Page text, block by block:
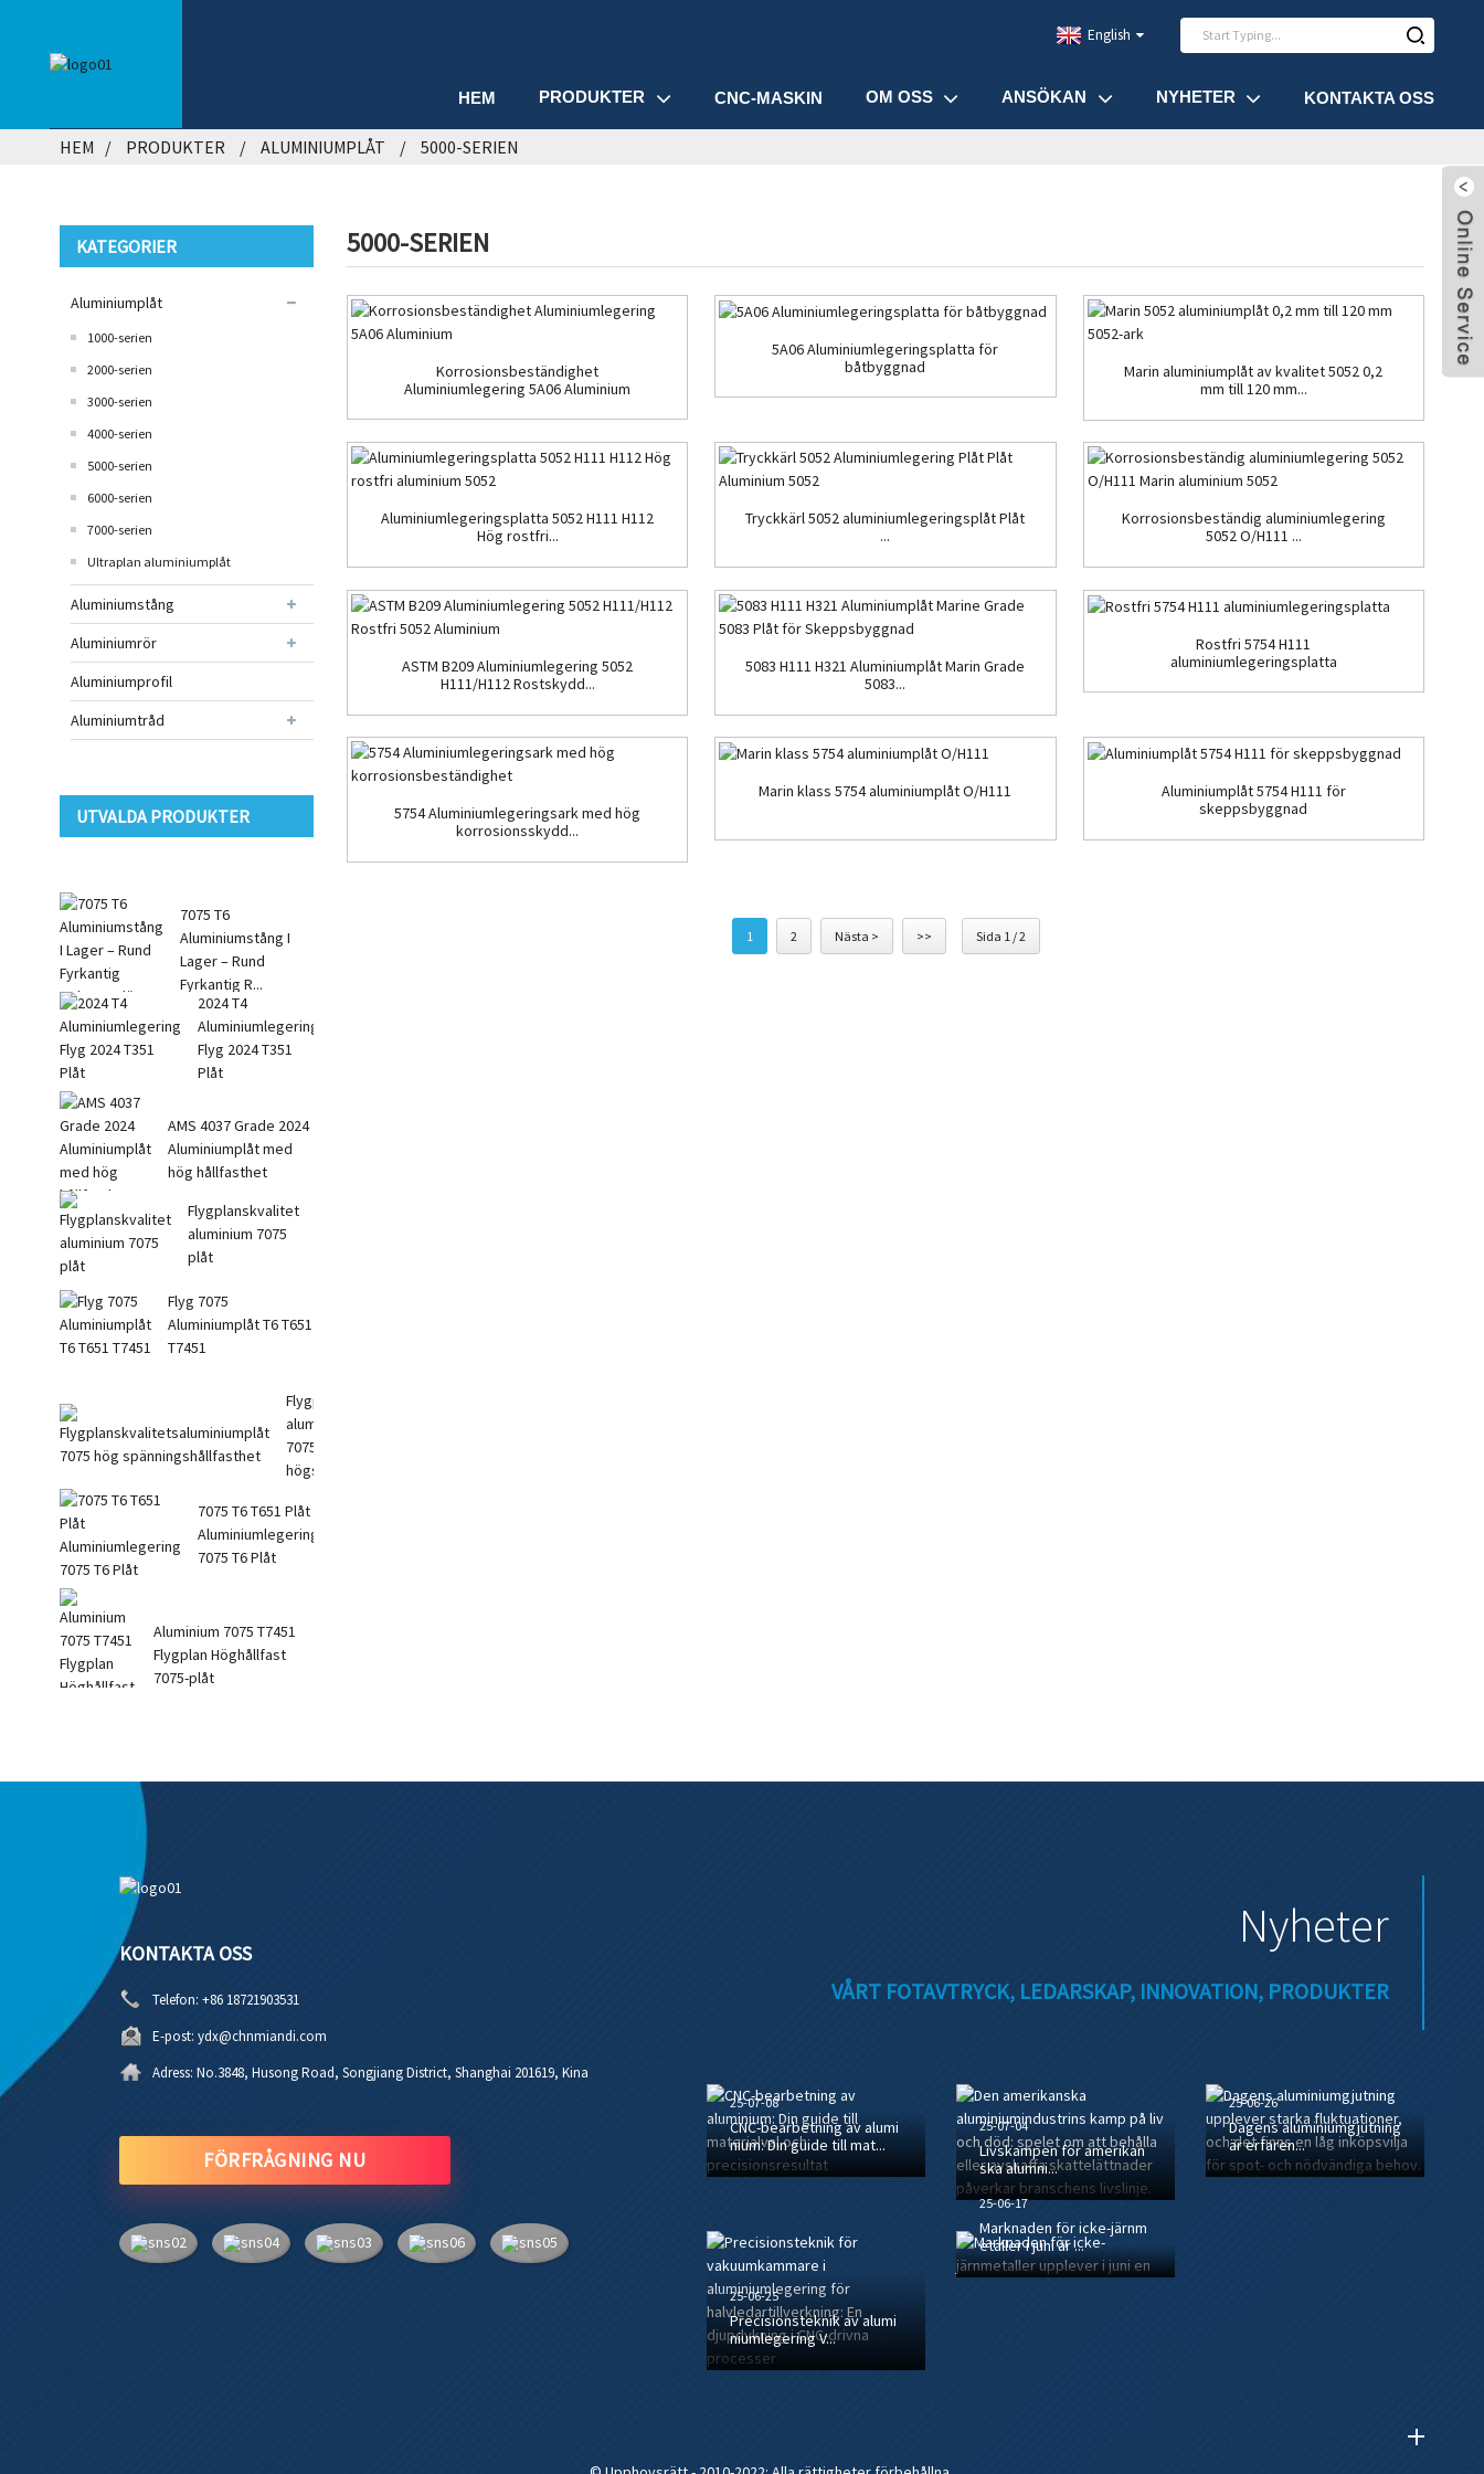
HEM PRODUKTER CNC-MASKIN OM OSS ANSÖKAN NYHETER KONTAKTA OSS
English
HEM PRODUKTER ALUMINIUMPLÅT 5000-SERIEN
KATEGORIER
Aluminiumplåt
1000-serien
2000-serien
3000-serien
4000-serien
5000-serien
6000-serien
7000-serien
Ultraplan aluminiumplåt
Aluminiumstång
Aluminiumrör
Aluminiumprofil
Aluminiumtråd
UTVALDA PRODUKTER
7075 T6
Aluminiumstång I
Lager – Rund
Fyrkantig R...
2024 T4
Aluminiumlegering
Flyg 2024 T351
Plåt
AMS 4037 Grade 2024
Aluminiumplåt med
hög hållfasthet
Flygplanskvalitet
aluminium 7075
plåt
Flyg 7075
Aluminiumplåt T6 T651
T7451
Flygplanskvalitet
aluminiumplåt
7075
högspänningsst...
7075 T6 T651 Plåt
Aluminiumlegering
7075 T6 Plåt
Aluminium 7075 T7451
Flygplan Höghållfast
7075-plåt
5000-SERIEN
Korrosionsbeständighet
Aluminiumlegering 5A06 Aluminium
5A06 Aluminiumlegeringsplatta för
båtbyggnad
Marin aluminiumplåt av kvalitet 5052 0,2
mm till 120 mm...
Aluminiumlegeringsplatta 5052 H111 H112
Hög rostfri...
Tryckkärl 5052 aluminiumlegeringsplåt Plåt
...
Korrosionsbeständig aluminiumlegering
5052 O/H111 ...
ASTM B209 Aluminiumlegering 5052
H111/H112 Rostskydd...
5083 H111 H321 Aluminiumplåt Marin Grade
5083...
Rostfri 5754 H111
aluminiumlegeringsplatta
5754 Aluminiumlegeringsark med hög
korrosionsskydd...
Marin klass 5754 aluminiumplåt O/H111
Aluminiumplåt 5754 H111 för
skeppsbyggnad
1 2 Nästa > >> Sida 1 / 2
Nyheter
VÅRT FOTAVTRYCK, LEDARSKAP, INNOVATION, PRODUKTER
25-07-08
CNC-bearbetning av alumi
nium: Din guide till mat...
25-07-04
Livskampen för amerikan
ska alumni...
25-06-26
Dagens aluminiumgjutning
är erfaren...
25-06-25
Precisionsteknik av alumi
niumlegering V...
25-06-17
Marknaden för icke-järnm
etaller i juni är ...
KONTAKTA OSS
Telefon: +86 18721903531
E-post: ydx@chnmiandi.com
Adress: No.3848, Husong Road, Songjiang District, Shanghai 201619, Kina
FÖRFRÅGNING NU